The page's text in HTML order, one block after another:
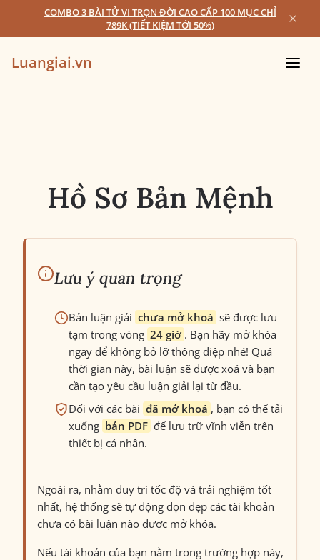
COMBO 3 BÀI TỬ VI TRỌN ĐỜI CAO CẤP 100 MỤC CHỈ
789K (TIẾT KIỆM TỚI 50%)
Luangiai.vn
Hồ Sơ Bản Mệnh
Lưu ý quan trọng
Bản luận giải chưa mở khoá sẽ được lưu
tạm trong vòng 24 giờ . Bạn hãy mở khóa
ngay để không bỏ lỡ thông điệp nhé! Quá
thời gian này, bài luận sẽ được xoá và bạn
cần tạo yêu cầu luận giải lại từ đầu.
Đối với các bài đã mở khoá , bạn có thể tải
xuống bản PDF để lưu trữ vĩnh viễn trên
thiết bị cá nhân.
Ngoài ra, nhằm duy trì tốc độ và trải nghiệm tốt
nhất, hệ thống sẽ tự động dọn dẹp các tài khoản
chưa có bài luận nào được mở khóa.
Nếu tài khoản của bạn nằm trong trường hợp này,